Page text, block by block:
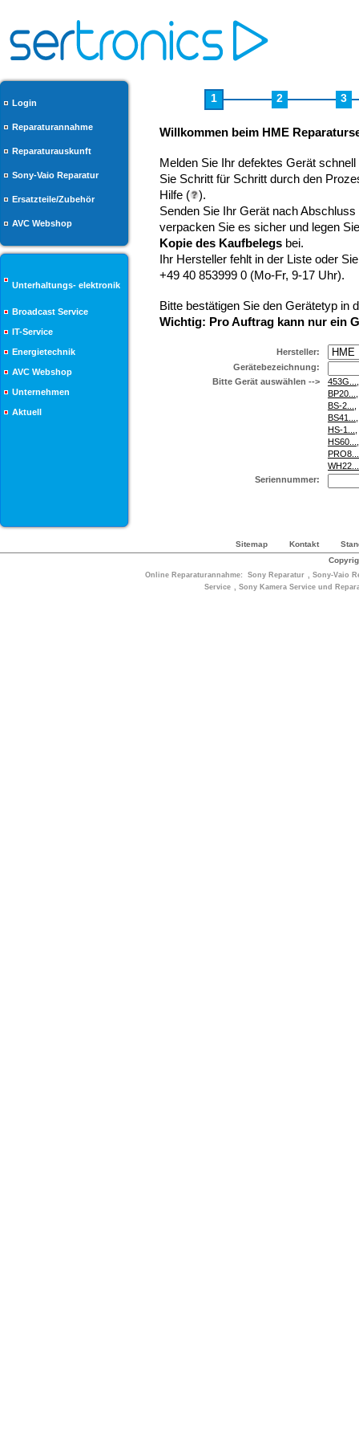
Login
Reparaturannahme
Reparaturauskunft
Sony-Vaio Reparatur
Ersatzteile/Zubehör
AVC Webshop
Unterhaltungs- elektronik
Broadcast Service
IT-Service
Energietechnik
AVC Webshop
Unternehmen
Aktuell
1 2 3
Willkommen beim HME
Melden Sie Ihr defektes Gerät
Sie Schritt für Schritt durch den
Hilfe (
).
Senden Sie Ihr Gerät nach
verpacken Sie es sicher und legen
Kopie des Kaufbelegs bei.
Ihr Hersteller fehlt in der Liste oder
+49 40 853999 0 (Mo-Fr, 9-17 Uhr).
Bitte bestätigen Sie den Gerätetyp in
Wichtig: Pro Auftrag kann nur ein
Hersteller:
Gerätebezeichnung:
Bitte Gerät auswählen -->
453G...
BP20...
BS-2...
BS41...
HS-1...
HS60...
PRO8...
WH22...
Seriennummer:
Sitemap Kontakt
Online Reparaturannahme: Sony Reparatur , Sony-Vaio
Service , Sony Kamera Service und